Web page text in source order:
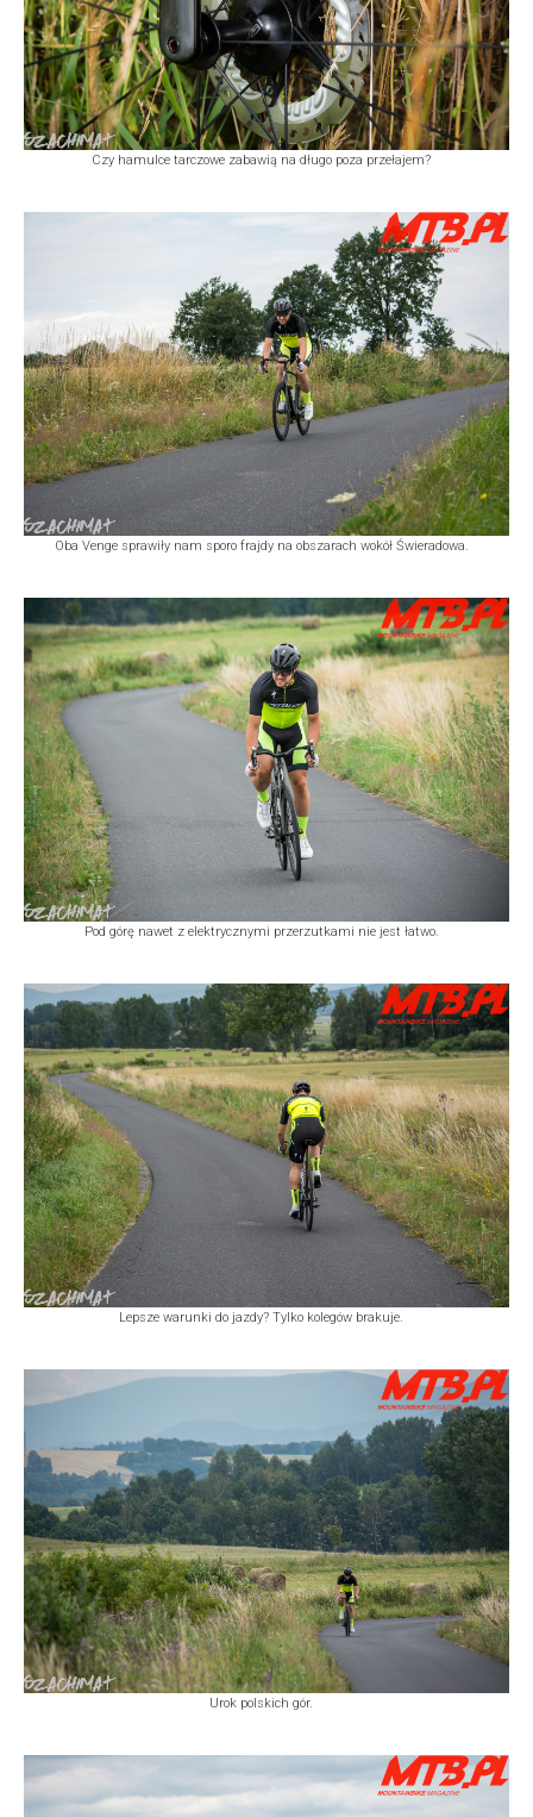
Czy hamulce tarczowe zabawią na długo poza przełajem?
Oba Venge sprawiły nam sporo frajdy na obszarach wokół Świeradowa.
Pod górę nawet z elektrycznymi przerzutkami nie jest łatwo.
Lepsze warunki do jazdy? Tylko kolegów brakuje.
Urok polskich gór.